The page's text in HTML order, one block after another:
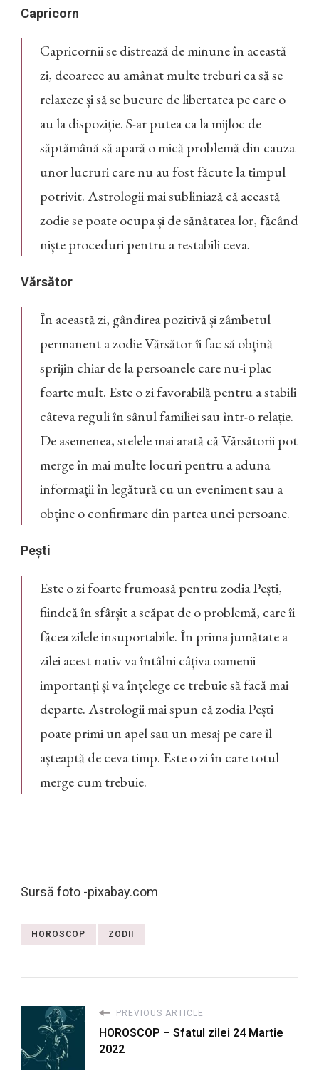
Capricorn
Capricornii se distrează de minune în această
zi, deoarece au amânat multe treburi ca să se
relaxeze și să se bucure de libertatea pe care o
au la dispoziție. S-ar putea ca la mijloc de
săptămână să apară o mică problemă din cauza
unor lucruri care nu au fost făcute la timpul
potrivit. Astrologii mai subliniază că această
zodie se poate ocupa și de sănătatea lor, făcând
niște proceduri pentru a restabili ceva.
Vărsător
În această zi, gândirea pozitivă și zâmbetul
permanent a zodie Vărsător îi fac să obțină
sprijin chiar de la persoanele care nu-i plac
foarte mult. Este o zi favorabilă pentru a stabili
câteva reguli în sânul familiei sau într-o relație.
De asemenea, stelele mai arată că Vărsătorii pot
merge în mai multe locuri pentru a aduna
informații în legătură cu un eveniment sau a
obține o confirmare din partea unei persoane.
Pești
Este o zi foarte frumoasă pentru zodia Pești,
fiindcă în sfârșit a scăpat de o problemă, care îi
făcea zilele insuportabile. În prima jumătate a
zilei acest nativ va întâlni câțiva oamenii
importanți și va înțelege ce trebuie să facă mai
departe. Astrologii mai spun că zodia Pești
poate primi un apel sau un mesaj pe care îl
așteaptă de ceva timp. Este o zi în care totul
merge cum trebuie.
Sursă foto -pixabay.com
HOROSCOP ZODII
PREVIOUS ARTICLE
HOROSCOP – Sfatul zilei 24 Martie
2022